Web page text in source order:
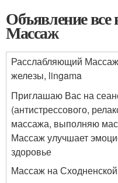
Объявление
Массаж
Расслабляющий
железы, lingama
Приглашаю Вас на
(антистрессового,
массажа, выполняю
Массаж улучшает
здоровье
Массаж на Сходненской